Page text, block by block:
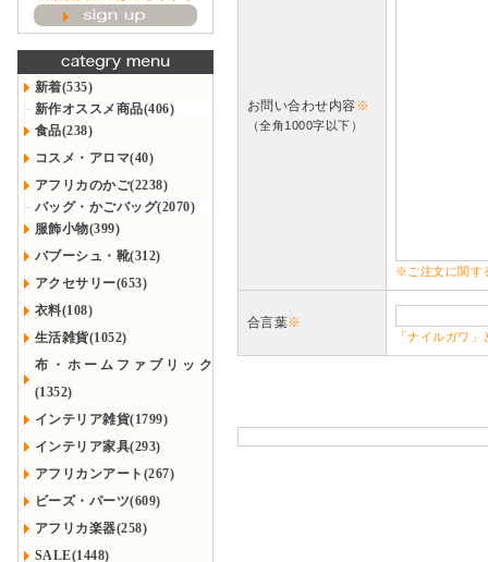
新着(535)
新作オススメ商品(406)
食品(238)
コスメ・アロマ(40)
アフリカのかご(2238)
バッグ・かごバッグ(2070)
服飾小物(399)
バブーシュ・靴(312)
アクセサリー(653)
衣料(108)
生活雑貨(1052)
布・ホームファブリック
(1352)
インテリア雑貨(1799)
インテリア家具(293)
アフリカンアート(267)
ビーズ・パーツ(609)
アフリカ楽器(258)
SALE(1448)
お問い合わせ内容※
（全角1000字以下）
※ご注文に関す
合言葉※
「ナイルガワ